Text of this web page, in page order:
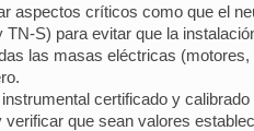
aspectos críticos como que el
S) para evitar que la
las masas eléctricas
certificado y
que sean valores